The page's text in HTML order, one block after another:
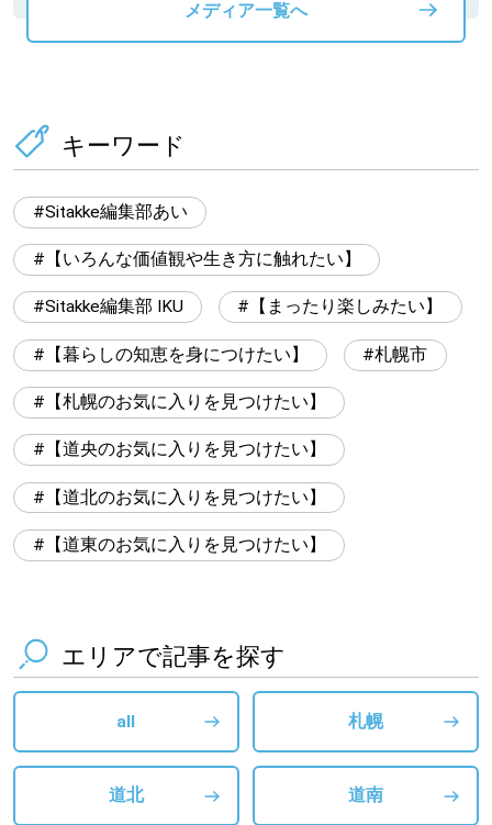
メディア一覧へ
キーワード
Sitakke編集部あい
【いろんな価値観や生き方に触れたい】
Sitakke編集部 IKU 【まったり楽しみたい】
【暮らしの知恵を身につけたい】 札幌市
【札幌のお気に入りを見つけたい】
【道央のお気に入りを見つけたい】
【道北のお気に入りを見つけたい】
【道東のお気に入りを見つけたい】
エリアで記事を探す
all 札幌
道北 道南